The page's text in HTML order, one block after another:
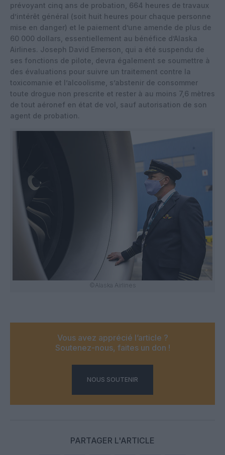
prévoyant cinq ans de probation, 664 heures de travaux
d’intérêt général (soit huit heures pour chaque personne
mise en danger) et le paiement d’une amende de plus de
60 000 dollars, essentiellement au bénéfice d’Alaska
Airlines. Joseph David Emerson, qui a été suspendu de
ses fonctions de pilote, devra également se soumettre à
des évaluations pour suivre un traitement contre la
toxicomanie et l’alcoolisme, s’abstenir de consommer
toute drogue non prescrite et rester à au moins 7,6 mètres
de tout aéronef en état de vol, sauf autorisation de son
agent de probation.
©Alaska Airlines
Vous avez apprécié l’article ?
Soutenez-nous, faites un don !
NOUS SOUTENIR
PARTAGER L'ARTICLE